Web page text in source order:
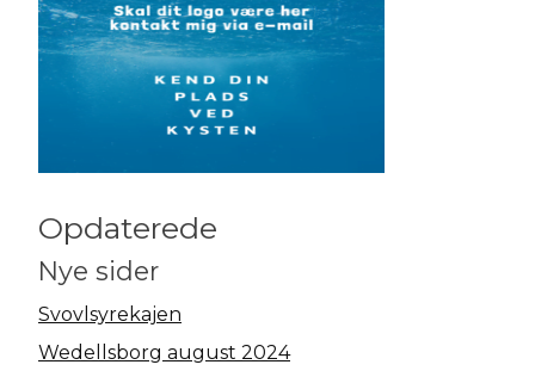
Opdaterede
Nye sider
Svovlsyrekajen
Wedellsborg august 2024